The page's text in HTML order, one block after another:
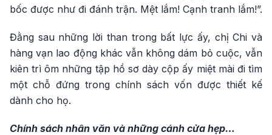
bốc được như đi đánh trận. Mệt lắm! Cạnh tranh lắm!”.
Đằng sau những lời than trong bất lực ấy, chị Chi và
hàng vạn lao động khác vẫn không dám bỏ cuộc, vẫn
kiên trì ôm những tập hồ sơ dày cộp ấy miệt mài đi tìm
một chỗ đứng trong chính sách vốn được thiết kế
dành cho họ.
Chính sách nhân văn và những cánh cửa hẹp…